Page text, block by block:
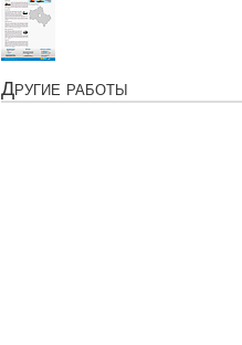
Другие работы